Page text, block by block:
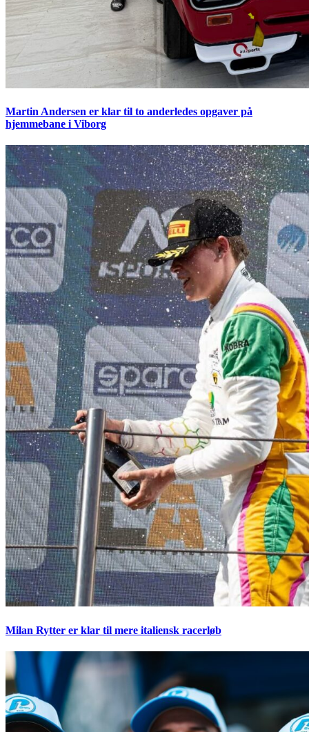
Martin Andersen er klar til to anderledes opgaver på
hjemmebane i Viborg
Milan Rytter er klar til mere italiensk racerløb